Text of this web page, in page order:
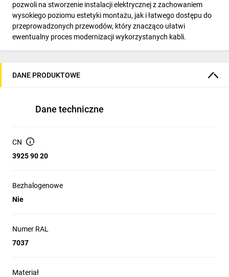
pozwoli na stworzenie instalacji elektrycznej z zachowaniem
wysokiego poziomu estetyki montażu, jak i łatwego dostępu do
przeprowadzonych przewodów, który znacząco ułatwi
ewentualny proces modernizacji wykorzystanych kabli.
DANE PRODUKTOWE
Dane techniczne
CN
3925 90 20
Bezhalogenowe
Nie
Numer RAL
7037
Materiał